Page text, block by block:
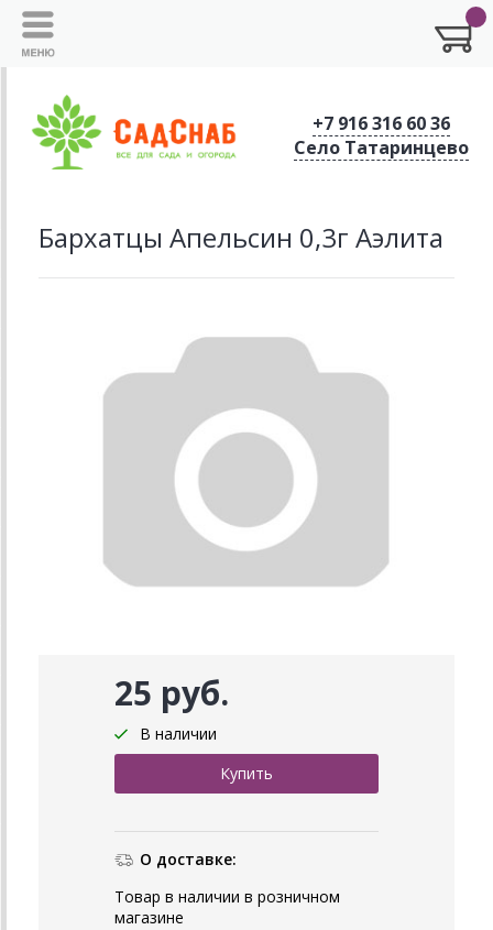
+7 916 316 60 36
Село Татаринцево
Бархатцы Апельсин 0,3г Аэлита
25 руб.
В наличии
О доставке:
Товар в наличии в розничном
магазине